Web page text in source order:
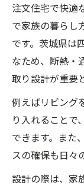
注文住宅で快適
で家族の暮らし
です。茨城県は
なため、断熱・
取り設計が重要
例えばリビング
り入れることで
できます。また
スの確保も日々
設計の際は、家